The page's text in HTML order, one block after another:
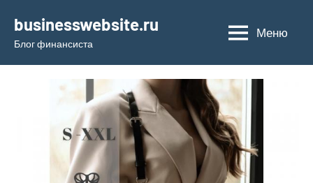
содержимому
businesswebsite.ru
Блог финансиста
Меню